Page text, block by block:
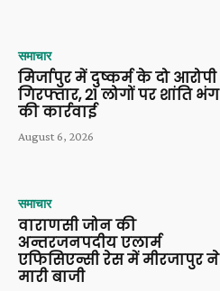
समाचार
मिर्जापुर में दुष्कर्म के दो आरोपी
गिरफ्तार, 21 लोगों पर शांति भंग
की कार्रवाई
August 6, 2026
समाचार
वाराणसी जोन की
अन्तरजनपदीय एलार्म
एफिसिएन्सी रेस में मीरजापुर ने
मारी बाजी